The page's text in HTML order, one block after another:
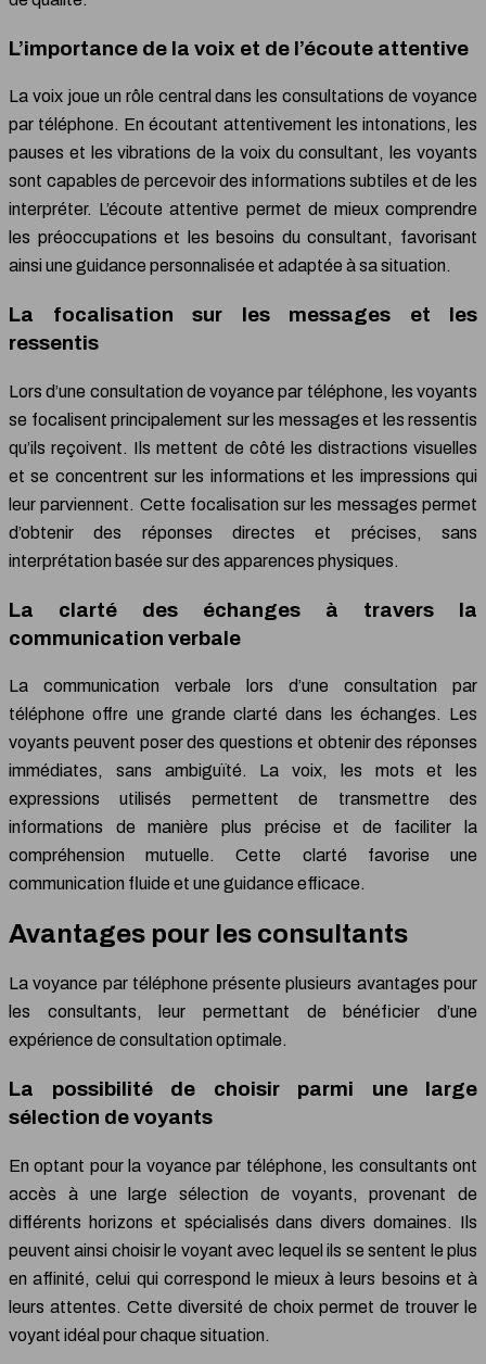
L’importance de la voix et de l’écoute attentive
La voix joue un rôle central dans les consultations de voyance
par téléphone. En écoutant attentivement les intonations, les
pauses et les vibrations de la voix du consultant, les voyants
sont capables de percevoir des informations subtiles et de les
interpréter. L’écoute attentive permet de mieux comprendre
les préoccupations et les besoins du consultant, favorisant
ainsi une guidance personnalisée et adaptée à sa situation.
La focalisation sur les messages et les
ressentis
Lors d’une consultation de voyance par téléphone, les voyants
se focalisent principalement sur les messages et les ressentis
qu’ils reçoivent. Ils mettent de côté les distractions visuelles
et se concentrent sur les informations et les impressions qui
leur parviennent. Cette focalisation sur les messages permet
d’obtenir des réponses directes et précises, sans
interprétation basée sur des apparences physiques.
La clarté des échanges à travers la
communication verbale
La communication verbale lors d’une consultation par
téléphone offre une grande clarté dans les échanges. Les
voyants peuvent poser des questions et obtenir des réponses
immédiates, sans ambiguïté. La voix, les mots et les
expressions utilisés permettent de transmettre des
informations de manière plus précise et de faciliter la
compréhension mutuelle. Cette clarté favorise une
communication fluide et une guidance efficace.
Avantages pour les consultants
La voyance par téléphone présente plusieurs avantages pour
les consultants, leur permettant de bénéficier d’une
expérience de consultation optimale.
La possibilité de choisir parmi une large
sélection de voyants
En optant pour la voyance par téléphone, les consultants ont
accès à une large sélection de voyants, provenant de
différents horizons et spécialisés dans divers domaines. Ils
peuvent ainsi choisir le voyant avec lequel ils se sentent le plus
en affinité, celui qui correspond le mieux à leurs besoins et à
leurs attentes. Cette diversité de choix permet de trouver le
voyant idéal pour chaque situation.